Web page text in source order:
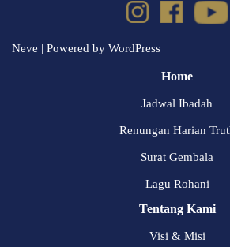
Neve | Powered by WordPress
Home
Jadwal Ibadah
Renungan Harian
Surat Gembala
Lagu Rohani
Tentang Kami
Visi & Misi